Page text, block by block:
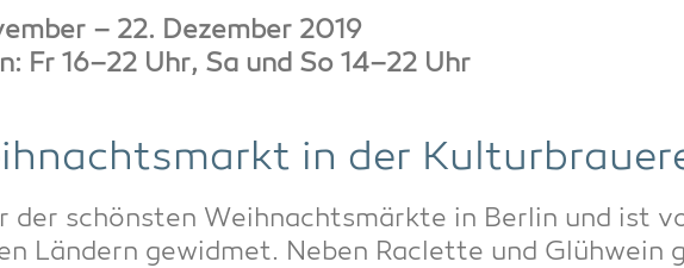
– 22. Dezem­ber 2019
Fr 16–22 Uhr, Sa und So 14–22 Uhr
in der
der schöns­ten Weih­nachts­märk­te in Ber­lin und ist
Län­dern gewid­met. Neben Raclette und Glüh­wein